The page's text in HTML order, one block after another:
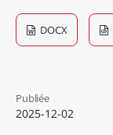
DOCX
Publiée
2025-12-02